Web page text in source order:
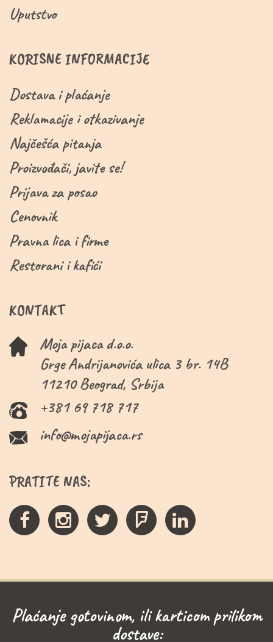
Uputstvo
KORISNE INFORMACIJE
Dostava i plaćanje
Reklamacije i otkazivanje
Najčešća pitanja
Proizvođači, javite se!
Prijava za posao
Cenovnik
Pravna lica i firme
Restorani i kafići
KONTAKT
Moja pijaca d.o.o.
Grge Andrijanovića ulica 3 br. 14B
11210 Beograd, Srbija
+381 69 718 717
info@mojapijaca.rs
PRATITE NAS:
Plaćanje gotovinom, ili karticom prilikom
dostave: